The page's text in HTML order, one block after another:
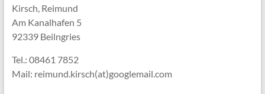
Kirsch, Reimund
Am Kanalhafen 5
92339 Beilngries
Tel.: 08461 7852
Mail: reimund.kirsch(at)googlemail.com